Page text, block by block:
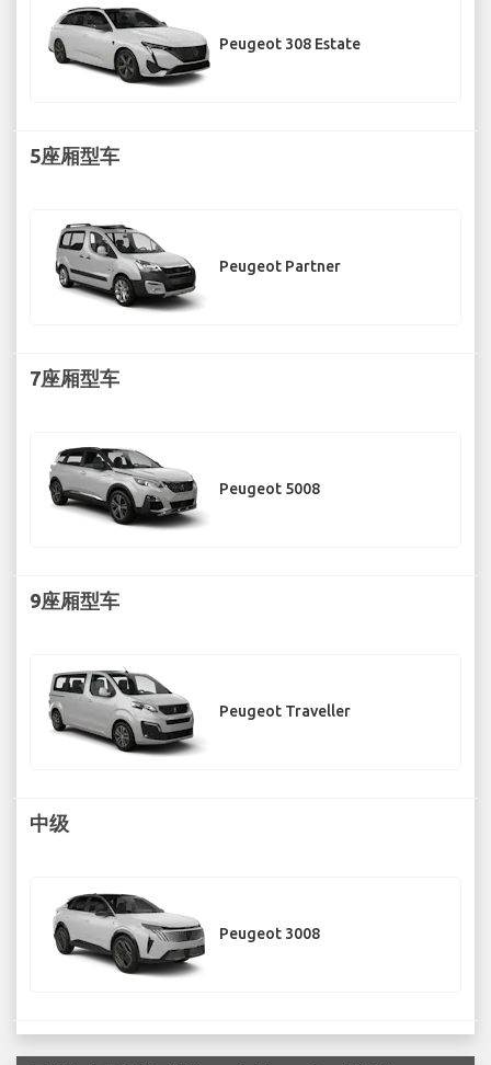
Peugeot 308 Estate
5座厢型车
Peugeot Partner
7座厢型车
Peugeot 5008
9座厢型车
Peugeot Traveller
中级
Peugeot 3008